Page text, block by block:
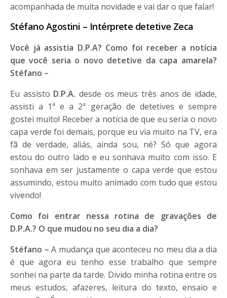
acompanhada de muita novidade e vai dar o que falar!
Stéfano Agostini – Intérprete detetive Zeca
Você já assistia D.P.A? Como foi receber a notícia
que você seria o novo detetive da capa amarela?
Stéfano –
Eu assisto D.P.A. desde os meus três anos de idade,
assisti a 1ª e a 2ª geração de detetives e sempre
gostei muito! Receber a notícia de que eu seria o novo
capa verde foi demais, porque eu via muito na TV, era
fã de verdade, aliás, ainda sou, né? Só que agora
estou do outro lado e eu sonhava muito com isso. E
sonhava em ser justamente o capa verde que estou
assumindo, estou muito animado com tudo que estou
vivendo!
Como foi entrar nessa rotina de gravações de
D.P.A.? O que mudou no seu dia a dia?
Stéfano – A mudança que aconteceu no meu dia a dia
é que agora eu tenho esse trabalho que sempre
sonhei na parte da tarde. Divido minha rotina entre os
meus estudos, afazeres, leitura do texto, ensaio e